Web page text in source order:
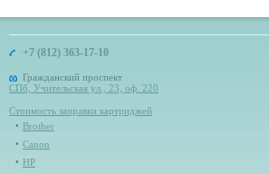
+7 (812) 363-17-10
Гражданский проспект
СПб, Учительская ул., 23, оф. 220
Стоимость заправки картриджей
Brother
Canon
HP